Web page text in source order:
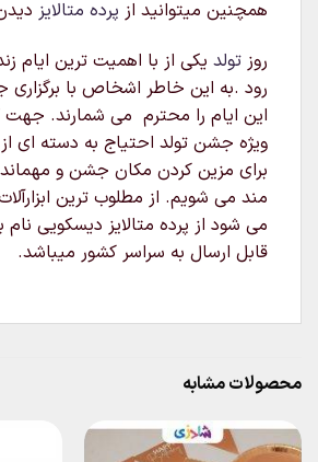
همچنین میتوانید از پرده متالایز
روز تولد یکی از با اهمیت ترین ایام
رود .به این خاطر اشخاص با
این ایام را محترم می شمارند.
ویژه جشن تولد احتیاج به دسته ای
برای مزین کردن مکان جشن و
مند می شویم. از مطلوب ترین
می شود از پرده متالایز دیسکویی
قابل ارسال به سراسر کشور میباشد.
محصولات مشابه